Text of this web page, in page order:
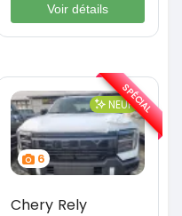
Voir détails
6
NEUF
Chery Rely
SPÉCIAL